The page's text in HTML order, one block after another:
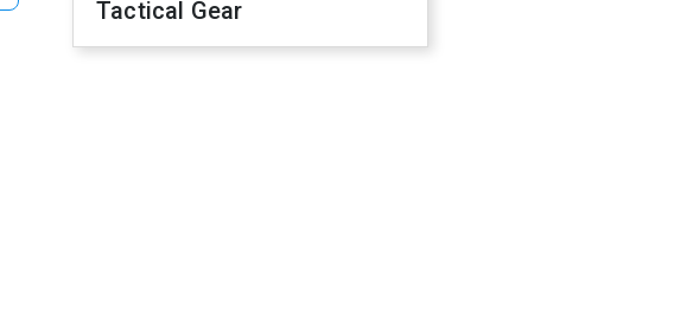
Tactical Gear